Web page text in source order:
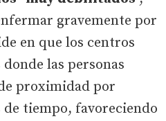
gravemente por
en que los centros
las personas
proximidad por
tiempo, favoreciendo